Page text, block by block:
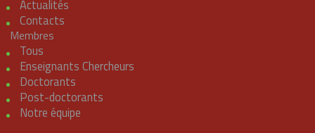
Actualités
Contacts
Membres
Tous
Enseignants Chercheurs
Doctorants
Post-doctorants
Notre équipe